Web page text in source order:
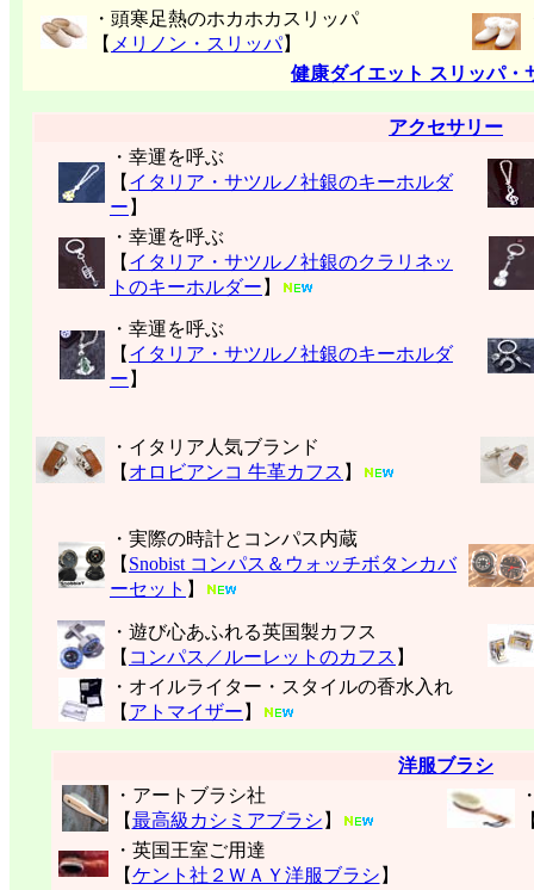
・頭寒足熱のホカホカスリッパ
【 メリノン・スリッパ】
健康ダイエット スリッパ・
アクセサリー
・幸運を呼ぶ
【 イタリア・サツルノ社銀のキーホルダ
ー 】
・幸運を呼ぶ
【 イタリア・サツルノ社銀のクラリネッ
トのキーホルダー 】
・幸運を呼ぶ
【 イタリア・サツルノ社銀のキーホルダ
ー 】
・イタリア人気ブランド
【 オロビアンコ 牛革カフス 】
・実際の時計とコンパス内蔵
【 Snobist コンパス＆ウォッチボタンカバ
ーセット 】
・遊び心あふれる英国製カフス
【 コンパス／ルーレットのカフス 】
・オイルライター・スタイルの香水入れ
【 アトマイザー 】
洋服ブラシ
・アートブラシ社
【最高級カシミアブラシ 】
・英国王室ご用達
【ケント社２ＷＡＹ洋服ブラシ 】